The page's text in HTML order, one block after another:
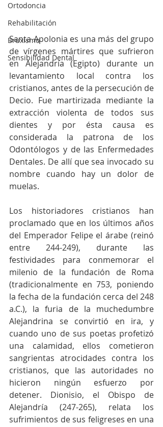
Ortodoncia
Rehabilitación
Bruxismo
Sensibilidad Dental
Santa Apolonia es una más del grupo
de vírgenes mártires que sufrieron
en Alejandría (Egipto) durante un
levantamiento local contra los
cristianos, antes de la persecución de
Decio. Fue martirizada mediante la
extracción violenta de todos sus
dientes y por ésta causa es
considerada la patrona de los
Odontólogos y de las Enfermedades
Dentales. De allí que sea invocado su
nombre cuando hay un dolor de
muelas.
Los historiadores cristianos han
proclamado que en los últimos años
del Emperador Felipe el árabe (reinó
entre 244-249), durante las
festividades para conmemorar el
milenio de la fundación de Roma
(tradicionalmente en 753, poniendo
la fecha de la fundación cerca del 248
a.C.), la furia de la muchedumbre
Alejandrina se convirtió en ira, y
cuando uno de sus poetas profetizó
una calamidad, ellos cometieron
sangrientas atrocidades contra los
cristianos, que las autoridades no
hicieron ningún esfuerzo por
detener. Dionisio, el Obispo de
Alejandría (247-265), relata los
sufrimientos de sus feligreses en una